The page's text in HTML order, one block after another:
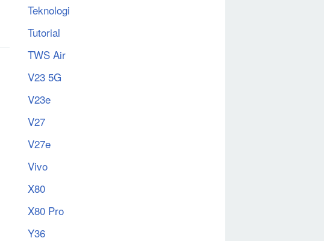
Teknologi
Tutorial
TWS Air
V23 5G
V23e
V27
V27e
Vivo
X80
X80 Pro
Y36